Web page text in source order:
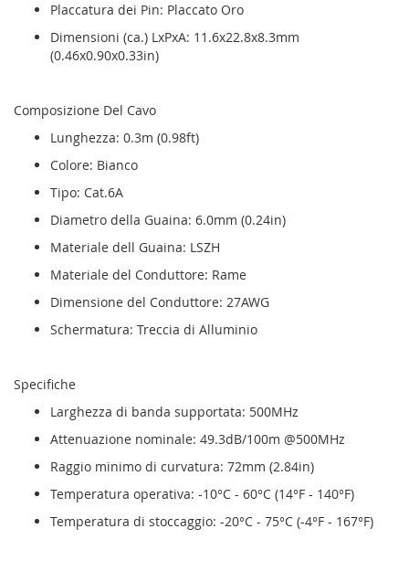
Placcatura dei Pin: Placcato Oro
Dimensioni (ca.) LxPxA: 11.6x22.8x8.3mm
(0.46x0.90x0.33in)
Composizione Del Cavo
Lunghezza: 0.3m (0.98ft)
Colore: Bianco
Tipo: Cat.6A
Diametro della Guaina: 6.0mm (0.24in)
Materiale dell Guaina: LSZH
Materiale del Conduttore: Rame
Dimensione del Conduttore: 27AWG
Schermatura: Treccia di Alluminio
Specifiche
Larghezza di banda supportata: 500MHz
Attenuazione nominale: 49.3dB/100m @500MHz
Raggio minimo di curvatura: 72mm (2.84in)
Temperatura operativa: -10°C - 60°C (14°F - 140°F)
Temperatura di stoccaggio: -20°C - 75°C (-4°F - 167°F)